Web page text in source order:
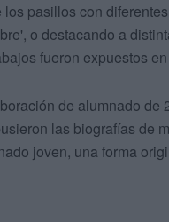
pasillos con
o destacando a
fueron expuestos
de alumnado de
las biografías de
joven, una forma